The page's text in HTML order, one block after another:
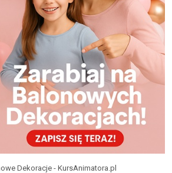
Dekoracje - KursAnimatora.pl